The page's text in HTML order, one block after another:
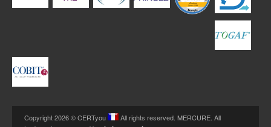
Copyright 2026 © CERTyou
All rights reserved. MERCURE. All